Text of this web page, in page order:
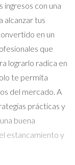
ingresos con una
alcanzar tus
en un
que
lograrlo radica en
te permita
del mercado. A
prácticas y
buena
estancamiento y